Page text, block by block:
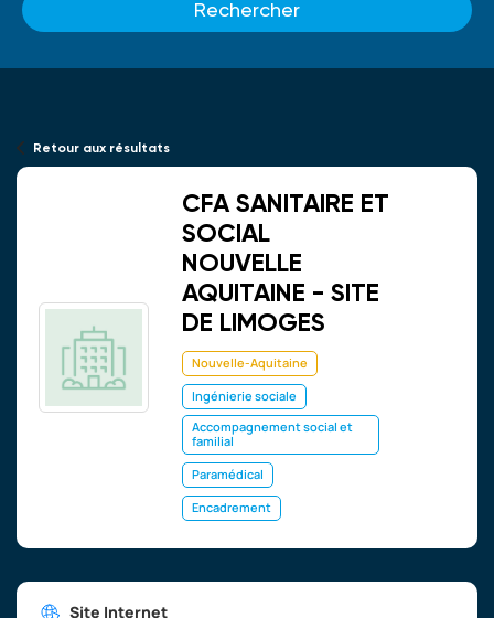
Retour aux résultats
CFA SANITAIRE ET
SOCIAL
NOUVELLE
AQUITAINE - SITE
DE LIMOGES
Nouvelle-Aquitaine
Ingénierie sociale
Accompagnement social et
familial
Paramédical
Encadrement
Site Internet